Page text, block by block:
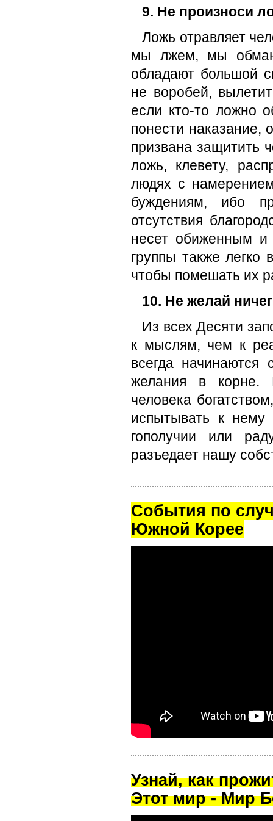
9. Не произноси
Ложь отравляет
мы лжем, мы
обладают большой
не воробей,
если кто-то ложно
понести нака­зание,
призвана защитить
ложь, клевету,
людях с
буждениям, ибо
отсутствия
несет обиженным
группы также легко
чтобы помешать их
10. Не желай
Из всех Десяти
к мыслям, чем к
всегда
желания в корне.
человека
испытывать к
гополучии или
разъедает нашу
Cобытия по
Южной Корее
Узнай, как
Этот мир - Мир